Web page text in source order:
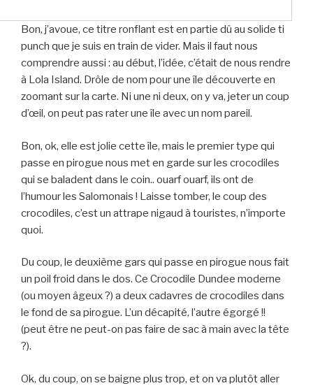
Bon, j’avoue, ce titre ronflant est en partie dû au solide ti
punch que je suis en train de vider. Mais il faut nous
comprendre aussi : au début, l’idée, c’était de nous rendre
à Lola Island. Drôle de nom pour une île découverte en
zoomant sur la carte. Ni une ni deux, on y va, jeter un coup
d’œil, on peut pas rater une île avec un nom pareil.
Bon, ok, elle est jolie cette île, mais le premier type qui
passe en pirogue nous met en garde sur les crocodiles
qui se baladent dans le coin.. ouarf ouarf, ils ont de
l’humour les Salomonais ! Laisse tomber, le coup des
crocodiles, c’est un attrape nigaud à touristes, n’importe
quoi.
Du coup, le deuxième gars qui passe en pirogue nous fait
un poil froid dans le dos. Ce Crocodile Dundee moderne
(ou moyen âgeux ?) a deux cadavres de crocodiles dans
le fond de sa pirogue. L’un décapité, l’autre égorgé !!
(peut être ne peut-on pas faire de sac à main avec la tête
?).
Ok, du coup, on se baigne plus trop, et on va plutôt aller